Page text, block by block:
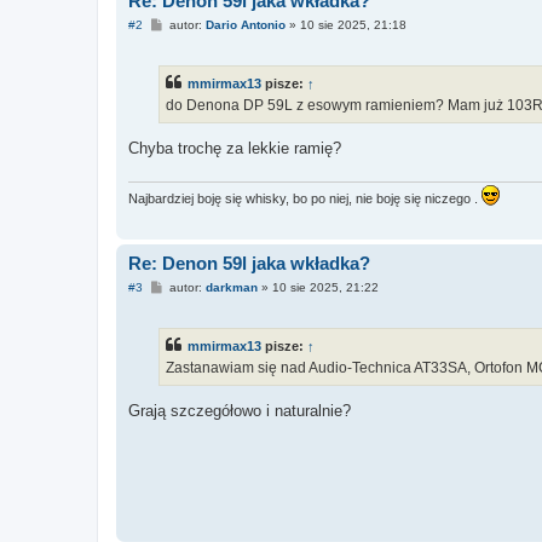
#2
P
t
autor: Dario Antonio» 10 sie 2025, 21:18
mmirmax13 pisze: ↑
do Denona DP 59L z esowym ramieniem? Mam już 103R
Chyba trochę za lekkie ramię?
Najbardziej boję się whisky, bo po niej, nie boję się niczego .
Re: Denon 59l jaka wkładka?
#3
P
t
autor: darkman» 10 sie 2025, 21:22
mmirmax13 pisze: ↑
Zastanawiam się nad Audio-Technica AT33SA, Ortofon
Grają szczegółowo i naturalnie?